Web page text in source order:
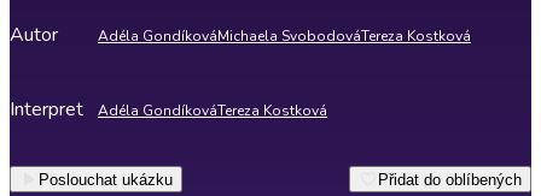
Autor Adéla GondíkováMichaela SvobodováTereza Kostková
Interpret Adéla GondíkováTereza Kostková
Poslouchat ukázku Přidat do oblíbených